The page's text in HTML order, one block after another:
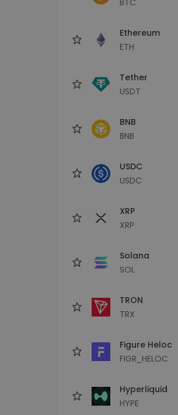
Ethereum
ETH
Tether
USDT
BNB
BNB
USDC
USDC
XRP
XRP
Solana
SOL
TRON
TRX
Figure Heloc
FIGR_HELOC
Hyperliquid
HYPE